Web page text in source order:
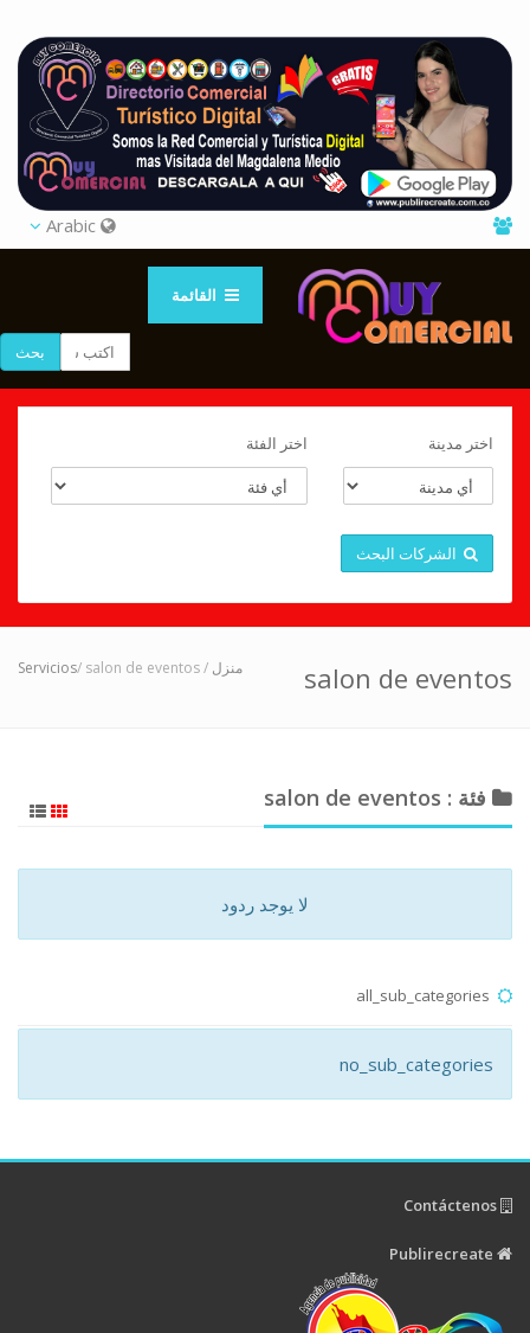
القائمة
بحث
اختر مدينة اختر الفئة
الشركات البحث
salon de eventos منزل /
Servicios/ salon de eventos
فئة : salon de eventos
لا يوجد ردود
no_sub_categories